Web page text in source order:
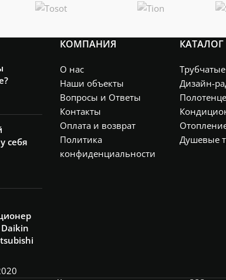
себя
КОМПАНИЯ
О нас
Наши объекты
Вопросы и Ответы
Контакты
Оплата и возврат
Политика
конфиденциальности
КАТАЛОГ
Дизайн-
Душевые